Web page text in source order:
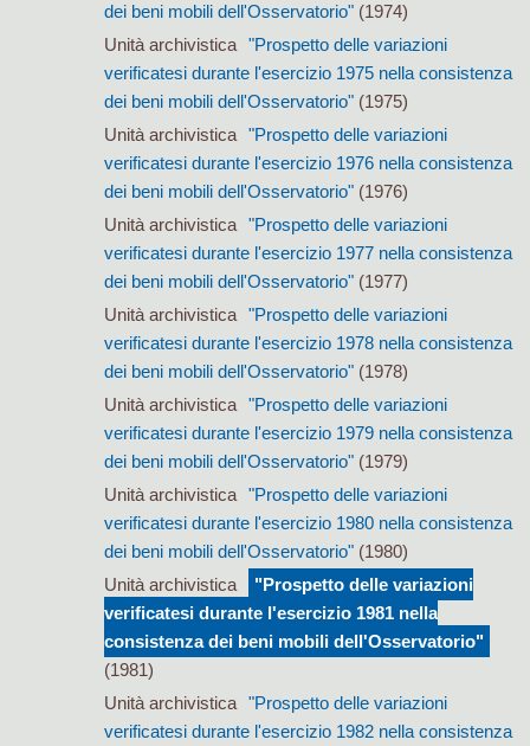
dei beni mobili dell'Osservatorio"(1974)
Unità archivistica
"Prospetto delle variazioni
verificatesi durante l'esercizio 1975 nella consistenza
dei beni mobili dell'Osservatorio"(1975)
Unità archivistica
"Prospetto delle variazioni
verificatesi durante l'esercizio 1976 nella consistenza
dei beni mobili dell'Osservatorio"(1976)
Unità archivistica
"Prospetto delle variazioni
verificatesi durante l'esercizio 1977 nella consistenza
dei beni mobili dell'Osservatorio"(1977)
Unità archivistica
"Prospetto delle variazioni
verificatesi durante l'esercizio 1978 nella consistenza
dei beni mobili dell'Osservatorio"(1978)
Unità archivistica
"Prospetto delle variazioni
verificatesi durante l'esercizio 1979 nella consistenza
dei beni mobili dell'Osservatorio"(1979)
Unità archivistica
"Prospetto delle variazioni
verificatesi durante l'esercizio 1980 nella consistenza
dei beni mobili dell'Osservatorio"(1980)
Unità archivistica
"Prospetto delle variazioni
verificatesi durante l'esercizio 1981 nella
consistenza dei beni mobili dell'Osservatorio"
(1981)
Unità archivistica
"Prospetto delle variazioni
verificatesi durante l'esercizio 1982 nella consistenza